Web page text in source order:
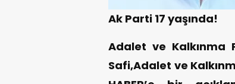
Ak Parti 17 yaşında!
Adalet ve Kalkınma
Safi,Adalet ve